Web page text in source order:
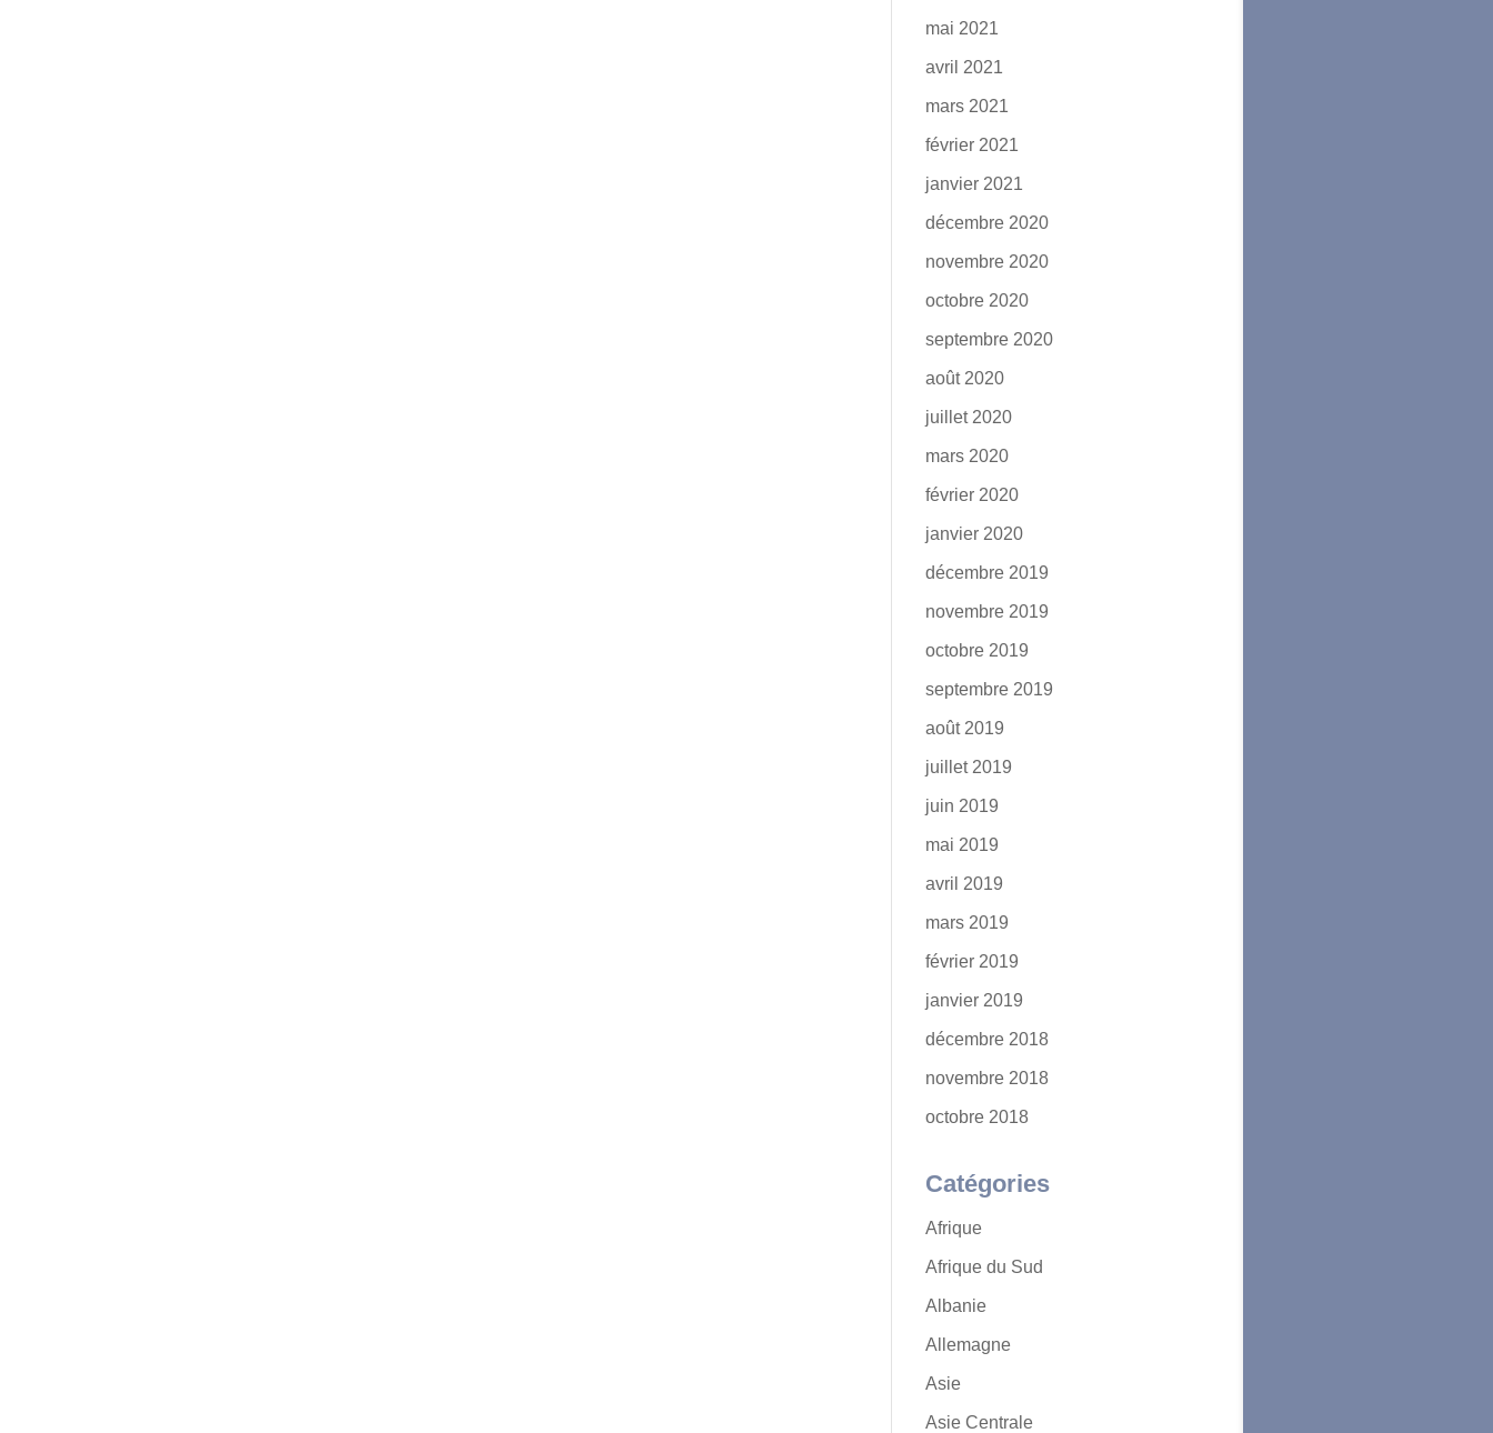
mai 2021
avril 2021
mars 2021
février 2021
janvier 2021
décembre 2020
novembre 2020
octobre 2020
septembre 2020
août 2020
juillet 2020
mars 2020
février 2020
janvier 2020
décembre 2019
novembre 2019
octobre 2019
septembre 2019
août 2019
juillet 2019
juin 2019
mai 2019
avril 2019
mars 2019
février 2019
janvier 2019
décembre 2018
novembre 2018
octobre 2018
Catégories
Afrique
Afrique du Sud
Albanie
Allemagne
Asie
Asie Centrale